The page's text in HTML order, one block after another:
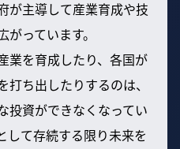
が主導して産業育成や技
っています。
業を育成したり、各国が
ち出したりするのは、
投資ができなくなってい
して存続する限り未来を